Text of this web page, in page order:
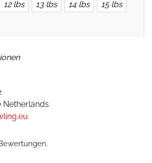
12 lbs 13 lbs 14 lbs
15 lbs
Netherlands